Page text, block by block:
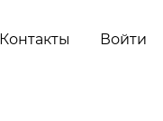
Контакты Войти